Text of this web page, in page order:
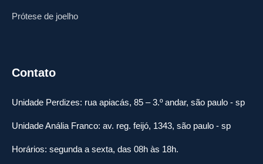
Prótese de joelho
Contato
Unidade Perdizes: rua apiacás, 85 – 3.º andar, são paulo - sp
Unidade Anália Franco: av. reg. feijó, 1343, são paulo - sp
Horários: segunda a sexta, das 08h às 18h.